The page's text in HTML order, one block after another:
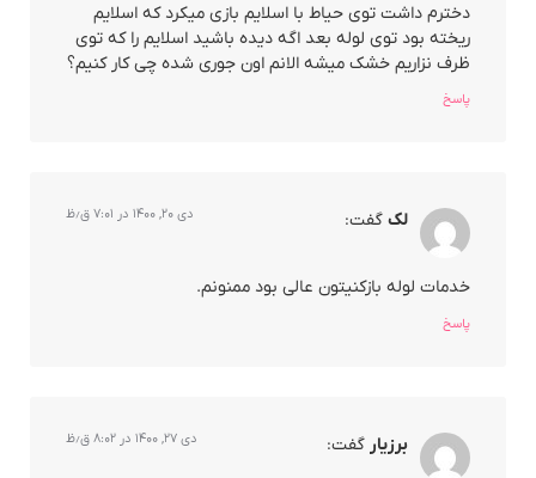
دخترم داشت توی حیاط با اسلایم بازی میکرد که اسلایم
ریخته بود توی لوله بعد اگه دیده باشید اسلایم را که توی
ظرف نزاریم خشک میشه الانم اون جوری شده چی کار کنیم؟
پاسخ
لک گفت: دی ۲۰, ۱۴۰۰ در ۷:۰۱ ق٫ظ
خدمات لوله بازکنیتون عالی بود ممنونم.
پاسخ
برزیار گفت: دی ۲۷, ۱۴۰۰ در ۸:۰۲ ق٫ظ